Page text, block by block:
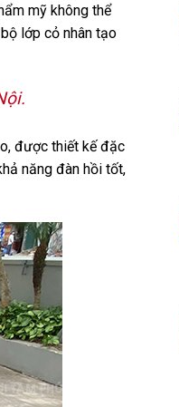
mỹ không thể
lớp cỏ nhân tạo
được thiết kế đặc
năng đàn hồi tốt,